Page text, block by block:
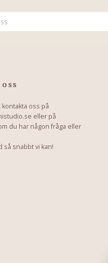
kontakta oss på
eller på
du har någon fråga eller
så snabbt vi kan!